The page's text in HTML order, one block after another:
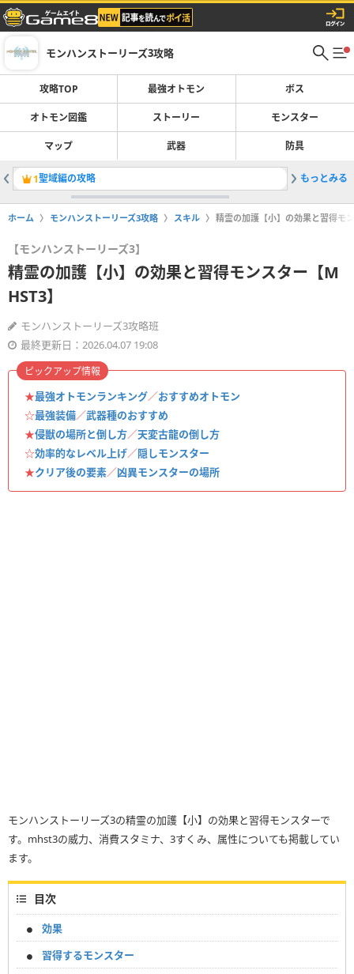
モンハンストーリーズ3攻略
攻略TOP 最強オトモン ボス
オトモン図鑑 ストーリー モンスター
マップ 武器 防具
1聖域編の攻略 2回避性
もっとみる
ホーム モンハンストーリーズ3攻略 スキル 精霊の加護【小】の効果と習得モ
【モンハンストーリーズ3】
精霊の加護【小】の効果と習得モンスター【M
HST3】
モンハンストーリーズ3攻略班
最終更新日：2026.04.07 19:08
★最強オトモンランキング／おすすめオトモン
☆最強装備／武器種のおすすめ
★侵獣の場所と倒し方／天変古龍の倒し方
☆効率的なレベル上げ／隠しモンスター
★クリア後の要素／凶異モンスターの場所
ピックアップ情報
モンハンストーリーズ3の精霊の加護【小】の効果と習得モンスターで
す。mhst3の威力、消費スタミナ、3すくみ、属性についても掲載してい
ます。
目次
効果
習得するモンスター